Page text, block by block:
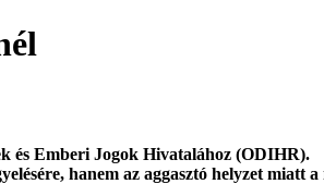
és Emberi Jogok Hivatalához (ODIHR).
hanem az aggasztó helyzet miatt